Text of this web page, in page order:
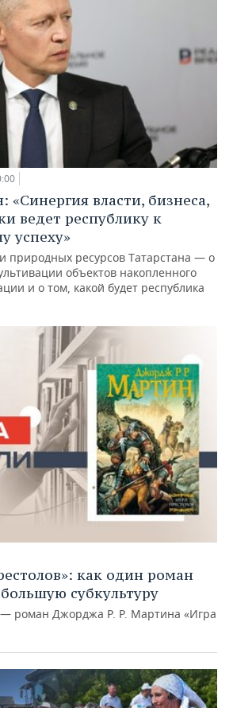
«Синергия власти, бизнеса,
ведет республику к
успеху»
природных ресурсов Татарстана — о
объектов накопленного
и о том, какой будет республика
как один роман
субкультуру
— роман Джорджа Р. Р. Мартина «Игра